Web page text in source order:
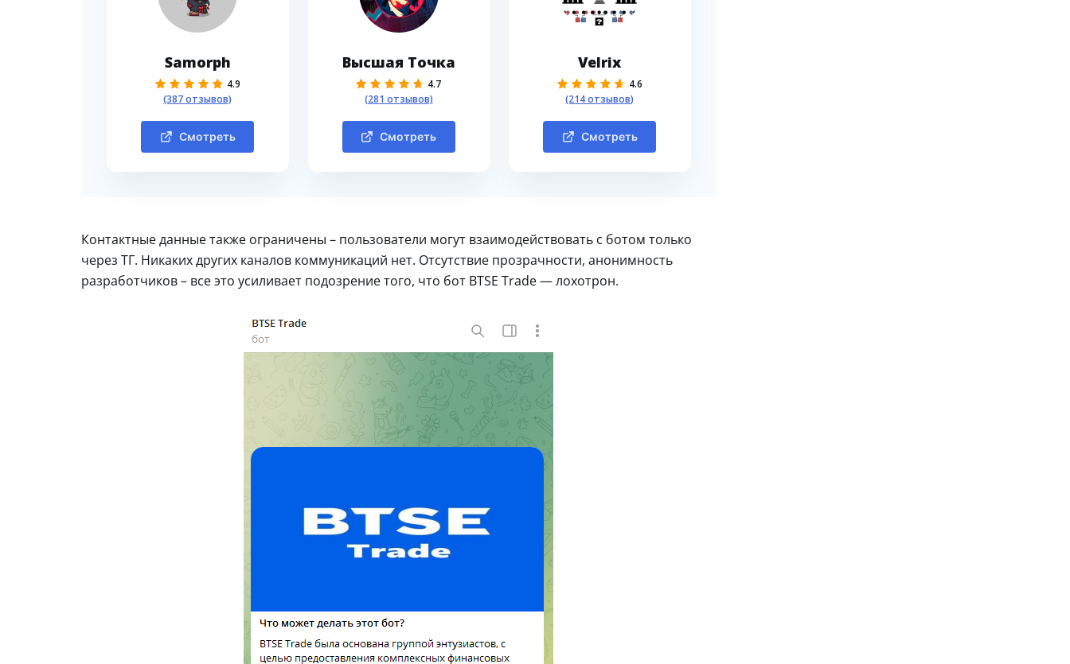
Samorph
4.9
(387 отзывов)
Смотреть
Высшая Точка
4.7
(281 отзывов)
Смотреть
Velrix
4.6
(214 отзывов)
Смотреть
Контактные данные также ограничены – пользователи могут взаимодействовать с ботом только
через ТГ. Никаких других каналов коммуникаций нет. Отсутствие прозрачности, анонимность
разработчиков – все это усиливает подозрение того, что бот BTSE Trade — лохотрон.